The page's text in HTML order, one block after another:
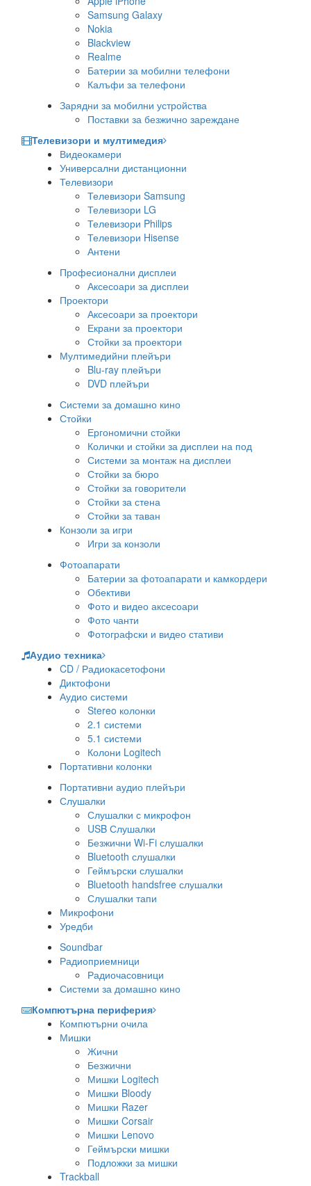
Samsung Galaxy
Nokia
Blackview
Realme
Батерии за мобилни телефони
Калъфи за телефони
Зарядни за мобилни устройства
Поставки за безжично зареждане
Телевизори и мултимедия
Видеокамери
Универсални дистанционни
Телевизори
Телевизори Samsung
Телевизори LG
Телевизори Philips
Телевизори Hisense
Антени
Професионални дисплеи
Аксесоари за дисплеи
Проектори
Аксесоари за проектори
Екрани за проектори
Стойки за проектори
Мултимедийни плейъри
Blu-ray плейъри
DVD плейъри
Системи за домашно кино
Стойки
Ергономични стойки
Колички и стойки за дисплеи на под
Системи за монтаж на дисплеи
Стойки за бюро
Стойки за говорители
Стойки за стена
Стойки за таван
Конзоли за игри
Игри за конзоли
Фотоапарати
Батерии за фотоапарати и камкордери
Обективи
Фото и видео аксесоари
Фото чанти
Фотографски и видео стативи
Аудио техника
CD / Радиокасетофони
Диктофони
Аудио системи
Stereo колонки
2.1 системи
5.1 системи
Колони Logitech
Портативни колонки
Портативни аудио плейъри
Слушалки
Слушалки с микрофон
USB Слушалки
Безжични Wi-Fi слушалки
Bluetooth слушалки
Геймърски слушалки
Bluetooth handsfree слушалки
Слушалки тапи
Микрофони
Уредби
Soundbar
Радиоприемници
Радиочасовници
Системи за домашно кино
Компютърна периферия
Компютърни очила
Мишки
Жични
Безжични
Мишки Logitech
Мишки Bloody
Мишки Razer
Мишки Corsair
Мишки Lenovo
Геймърски мишки
Подложки за мишки
Trackball